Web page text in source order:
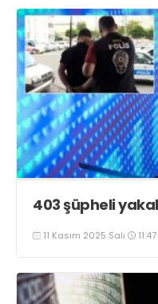
403 şüpheli
11 Kasım 2025 Salı 11:47